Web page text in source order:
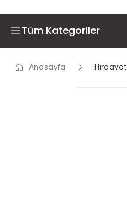
Tüm Kategoriler
Anasayfa Hırdavat